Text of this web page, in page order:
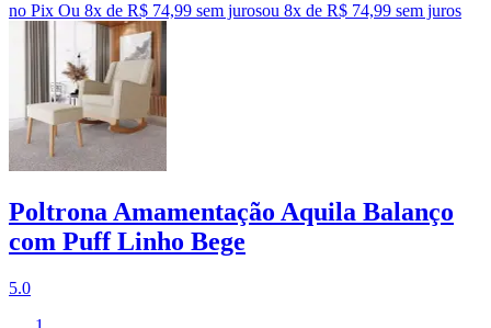
no Pix Ou 8x de R$ 74,99 sem jurosou 8x de R$ 74,99 sem juros
Poltrona Amamentação Aquila Balanço
com Puff Linho Bege
5.0